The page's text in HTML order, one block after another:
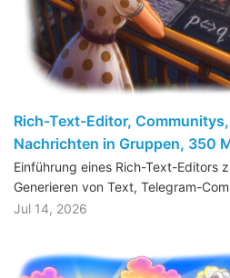
Rich-Text-Editor,
Nachrichten in Gruppen, 350
Einführung eines Rich-Text-Editors
Generieren von Text, Telegram-
Jul 14, 2026